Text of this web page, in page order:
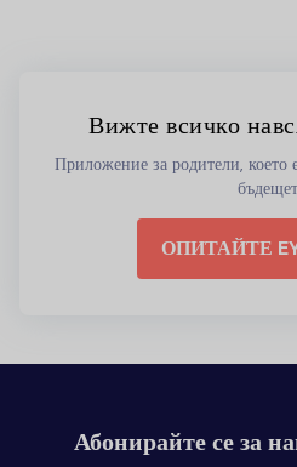
Вижте всичко
Приложение за родители, което
ОПИТАЙТЕ
Абонирайте се за